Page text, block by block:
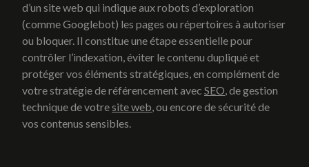
Lexique
Web marketing
Référencement naturel/SEO
Social media
Analytics
Lexique
Site internet
Création de site vitrine
d’un site web qui indique aux robots d’exploration
(comme Googlebot) les pages ou répertoires à autoriser
ou bloquer. Il constitue une étape essentielle pour
contrôler l’indexation, éviter le contenu dupliqué et
protéger vos éléments stratégiques, en complément de
votre stratégie de référencement avec SEO, de gestion
technique de votresite web, ou encore de sécurité de
vos contenus sensibles.